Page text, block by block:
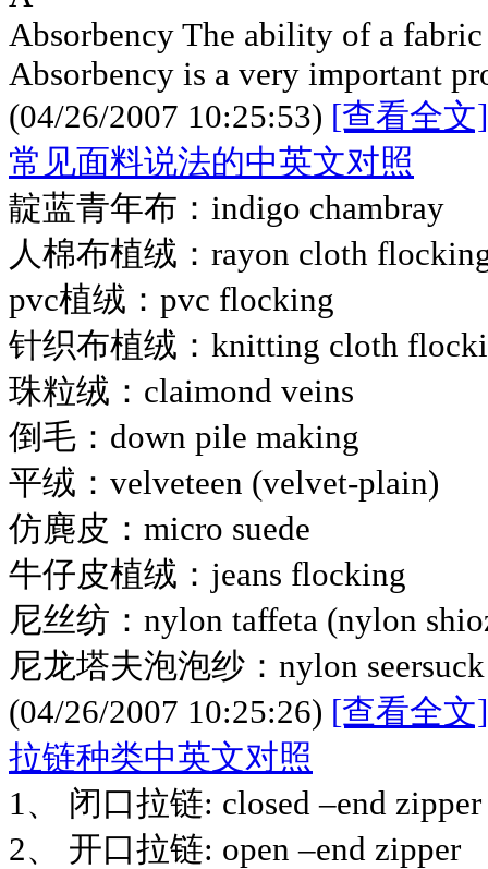
Absorbency The ability of a
Absorbency is a very important
(04/26/2007 10:25:53) [查看全文]
常见面料说法的中英文对照
靛蓝青年布：indigo chambray
人棉布植绒：rayon cloth
pvc植绒：pvc flocking
针织布植绒：knitting cloth
珠粒绒：claimond veins
倒毛：down pile making
平绒：velveteen (velvet-plain)
仿麂皮：micro suede
牛仔皮植绒：jeans flocking
尼丝纺：nylon taffeta (nylon
尼龙塔夫泡泡纱：nylon seersuck
(04/26/2007 10:25:26) [查看全文]
拉链种类中英文对照
1、 闭口拉链: closed –end zipper
2、 开口拉链: open –end zipper